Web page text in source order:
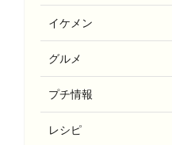
イケメン
グルメ
プチ情報
レシピ